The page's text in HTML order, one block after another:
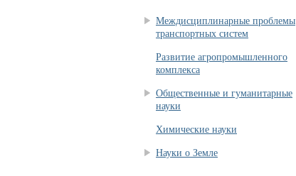
Междисциплинарные проблемы
транспортных систем
Развитие агропромышленного
комплекса
Общественные и гуманитарные
науки
Химические науки
Науки о Земле